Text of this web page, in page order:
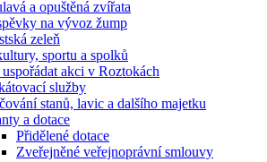
a opuštěná zvířata
na vývoz žump
zeleň
sportu a spolků
uspořádat akci v Roztokách
služby
stanů, lavic a dalšího majetku
a dotace
Přidělené dotace
Zveřejněné veřejnoprávní smlouvy